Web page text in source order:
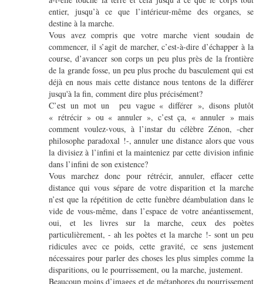
entier, jusqu’à ce que l’intérieur-même des organes, se
destine à la marche.
Vous avez compris que votre marche vient soudain de
commencer, il s’agit de marcher, c’est-à-dire d’échapper à la
course, d’avancer son corps un peu plus près de la frontière
de la grande fosse, un peu plus proche du basculement qui est
déjà en nous mais cette distance nous tentons de la différer
jusqu'à la fin, comment dire plus précisément?
C’est un mot un peu vague « différer », disons plutôt
« rétrécir » ou « annuler », c’est ça, « annuler » mais
comment voulez-vous, à l’instar du célèbre Zénon, -cher
philosophe paradoxal !-, annuler une distance alors que vous
la divisiez à l’infini et la mainteniez par cette division infinie
dans l’infini de son existence?
Vous marchez donc pour rétrécir, annuler, effacer cette
distance qui vous sépare de votre disparition et la marche
n’est que la répétition de cette funèbre déambulation dans le
vide de vous-même, dans l’espace de votre anéantissement,
oui, et les livres sur la marche, ceux des poètes
particulièrement, - ah les poètes et la marche !- sont un peu
ridicules avec ce poids, cette gravité, ce sens justement
nécessaires pour parler des choses les plus simples comme la
disparitions, ou le pourrissement, ou la marche, justement.
Beaucoup moins d’images et de métaphores du pourrissement